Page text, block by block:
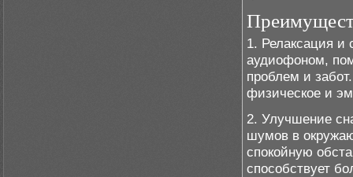
1. Релаксация и
аудиофоном,
проблем и
физическое и
2. Улучшение
шумов в
спокойную
способствует